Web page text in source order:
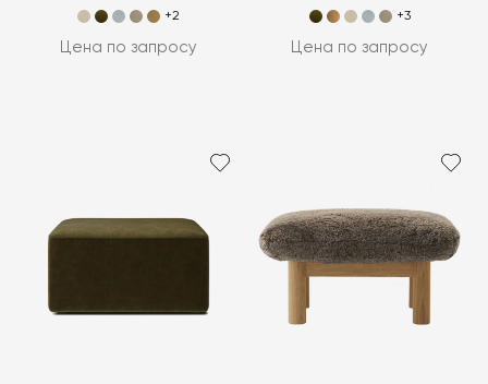
+2
Цена по запросу
+3
Цена по запросу